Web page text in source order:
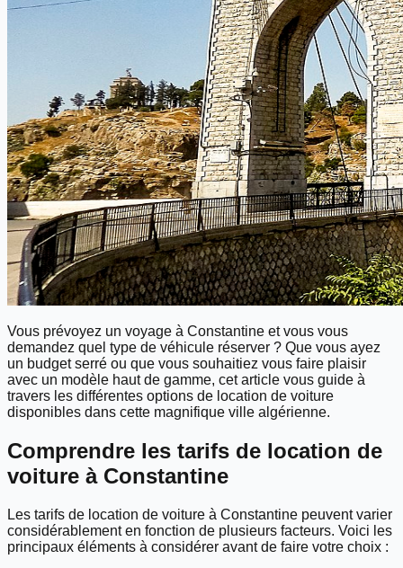
Vous prévoyez un voyage à Constantine et vous vous
demandez quel type de véhicule réserver ? Que vous ayez
un budget serré ou que vous souhaitiez vous faire plaisir
avec un modèle haut de gamme, cet article vous guide à
travers les différentes options de location de voiture
disponibles dans cette magnifique ville algérienne.
Comprendre les tarifs de location de
voiture à Constantine
Les tarifs de location de voiture à Constantine peuvent varier
considérablement en fonction de plusieurs facteurs. Voici les
principaux éléments à considérer avant de faire votre choix :